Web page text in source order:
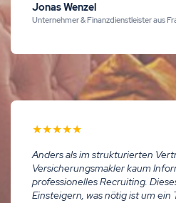
Jonas Wenzel
Unternehmer & Finanzdienstleister aus
★★★★★
Anders als im strukturierten
Versicherungsmakler kaum
professionelles Recruiting.
Einsteigern, was nötig ist um ein